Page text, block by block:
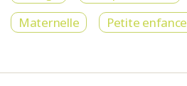
Maternelle
Petite enfance